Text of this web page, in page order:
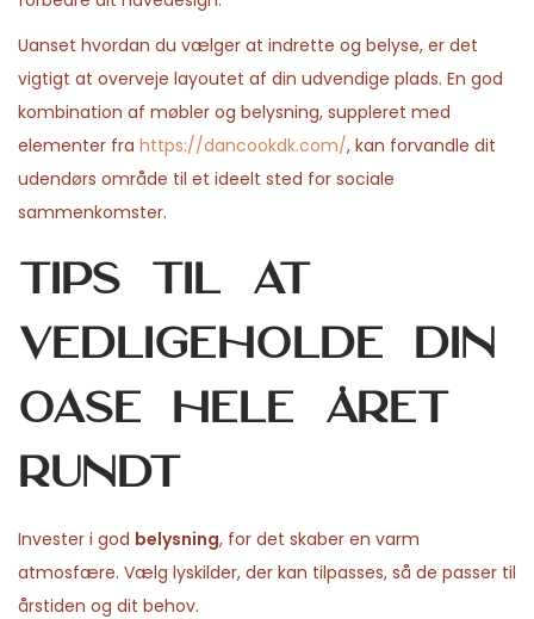
Uanset hvordan du vælger at indrette og belyse, er det
vigtigt at overveje layoutet af din udvendige plads. En god
kombination af møbler og belysning, suppleret med
elementer fra https://dancookdk.com/, kan forvandle dit
udendørs område til et ideelt sted for sociale
sammenkomster.
Tips til at
vedligeholde din
oase hele året
rundt
Invester i god belysning, for det skaber en varm
atmosfære. Vælg lyskilder, der kan tilpasses, så de passer til
årstiden og dit behov.